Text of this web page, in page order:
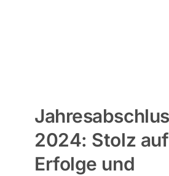
2024: Stolz
Erfolge und